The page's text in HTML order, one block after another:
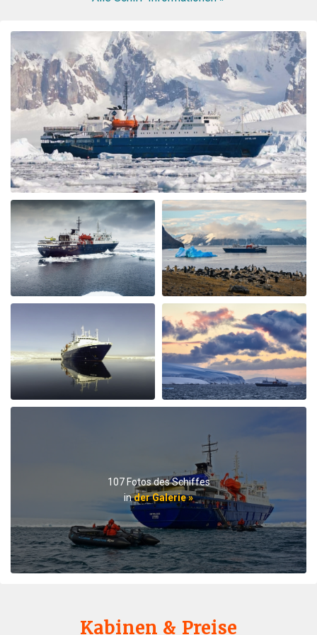
about the comfort of the cabins and common area, and
even more nervous about the meals. I had no reason to
be nervous - the ship is very modern, the cabins and
common area swell appointed. The lounge was were we
spent most of our free time mingling with fellow
travels. (When we weren’t on deck or in the bridge). The
small ship environment really fostered mingling with
both staff and other guests. The food was plentiful,
varied and of excellent quality and taste. The cruise staff
couldn’t do enough for us - they accommodated my
dietary restriction beyond what I expected. There was a
nice BBQ on deck one evening (in snow flurries….but
there was mulled wine to warm us up). Another
afternoon there was hot chocolate spiked with rum.
Every afternoon there was nice snack brought up. The
best part of the trip was the expedition team. Led by
expedition team leader Pippa and assistant leader
George, the entire team entertained us with great
lectures when they were not taking us on outings. We
saw plenty of wildlife daily. Weather prevented us from
flying to the emperor penguin colony,, but the team
took our safety seriously and we appreciated that. We
got to visit other penguin colonies, sometimes viewing
from the zodiac, and on most days landings and a walk
including 2 scenic helicopter flights. The staff paid
attention to details even for this - each flight every
passenger had a window seat. The helicopter pilots
were very friendly and made the flights very
highly recommend doing it on a small ship like the
Ortellius.
107 Fotos des Schiffes
inder Galerie »
Kabinen & Preise